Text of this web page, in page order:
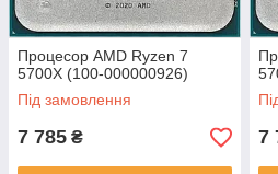
Процесор AMD Ryzen 7
5700X (100-000000926)
Під замовлення
7 785 ₴ 7